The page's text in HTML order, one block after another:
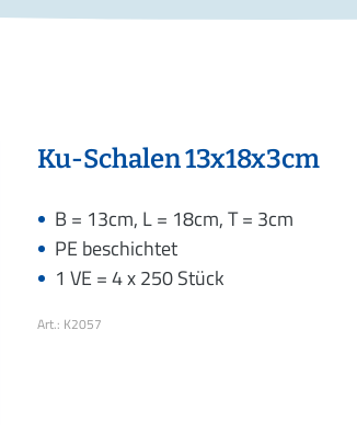
Ku-Schalen 13x18x3cm
B = 13cm, L = 18cm, T = 3cm
PE beschichtet
1 VE = 4 x 250 Stück
Art.: K2057